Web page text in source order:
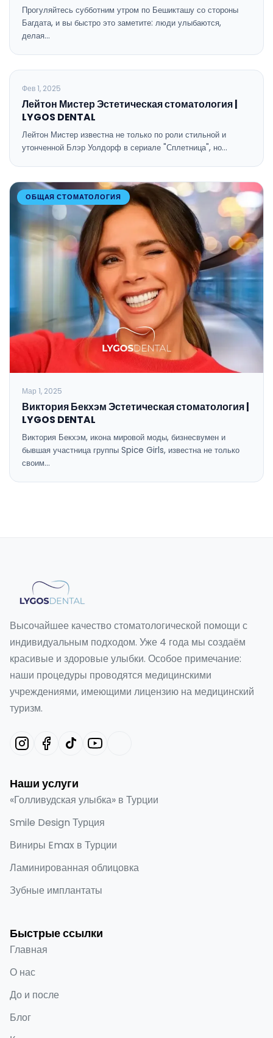
Прогуляйтесь субботним утром по Бешикташу со стороны
Багдата, и вы быстро это заметите: люди улыбаются,
делая…
ОБЩАЯ СТОМАТОЛОГИЯ
Фев 1, 2025
Лейтон Мистер Эстетическая стоматология |
LYGOS DENTAL
Лейтон Мистер известна не только по роли стильной и
утонченной Блэр Уолдорф в сериале "Сплетница", но…
ОБЩАЯ СТОМАТОЛОГИЯ
Мар 1, 2025
Виктория Бекхэм Эстетическая стоматология |
LYGOS DENTAL
Виктория Бекхэм, икона мировой моды, бизнесвумен и
бывшая участница группы Spice Girls, известна не только
своим…
Высочайшее качество стоматологической помощи с
индивидуальным подходом. Уже 4 года мы создаём
красивые и здоровые улыбки. Особое примечание:
наши процедуры проводятся медицинскими
учреждениями, имеющими лицензию на медицинский
туризм.
Наши услуги
«Голливудская улыбка» в Турции
Smile Design Турция
Виниры Emax в Турции
Ламинированная облицовка
Зубные имплантаты
Быстрые ссылки
Главная
О нас
До и после
Блог